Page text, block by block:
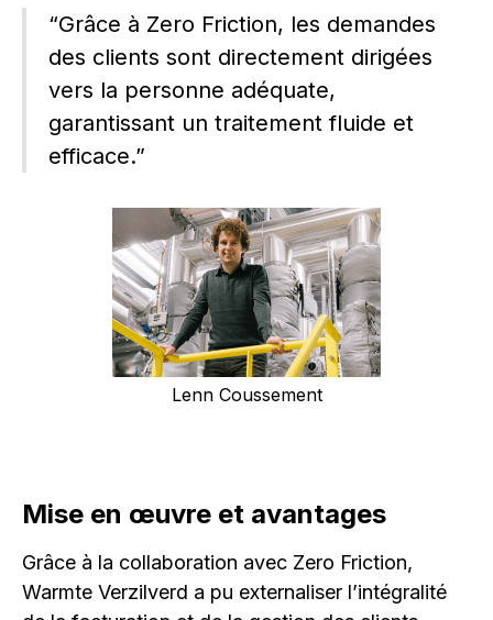
“Grâce à Zero Friction, les demandes
des clients sont directement dirigées
vers la personne adéquate,
garantissant un traitement fluide et
efficace.”
Lenn Coussement
Mise en œuvre et avantages
Grâce à la collaboration avec Zero Friction,
Warmte Verzilverd a pu externaliser l’intégralité